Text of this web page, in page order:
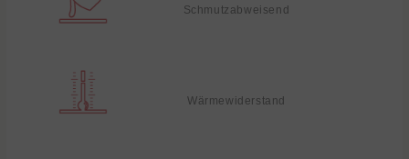
Schmutzabweisend
Wärmewiderstand